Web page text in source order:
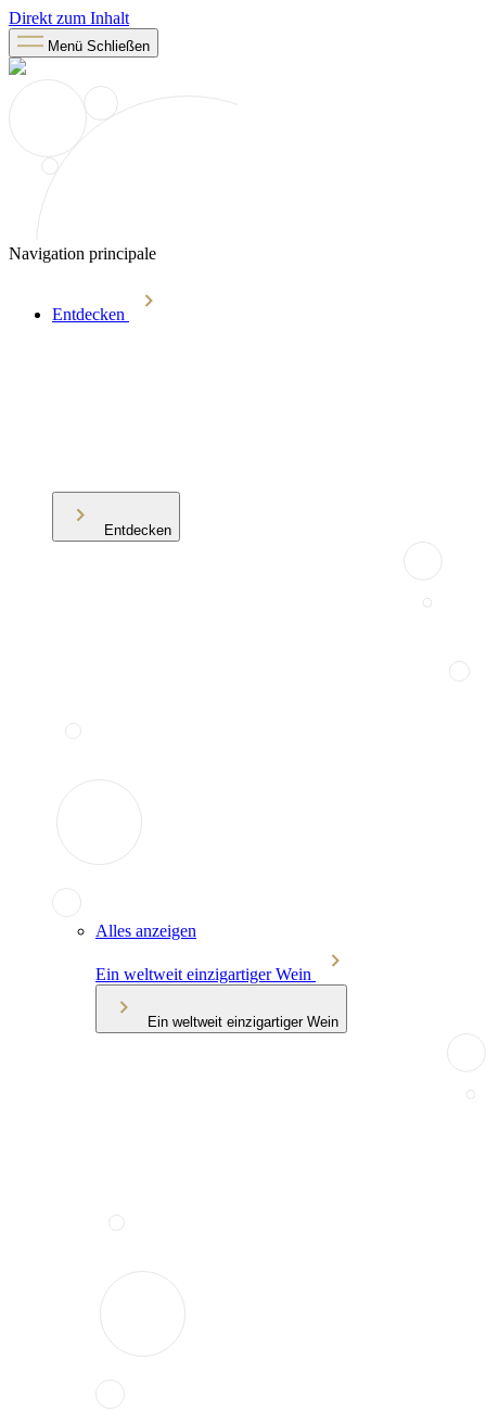
Direkt zum Inhalt
Menü Schließen
Navigation principale
Entdecken
Entdecken
Alles anzeigen
Ein weltweit einzigartiger Wein
Ein weltweit einzigartiger Wein